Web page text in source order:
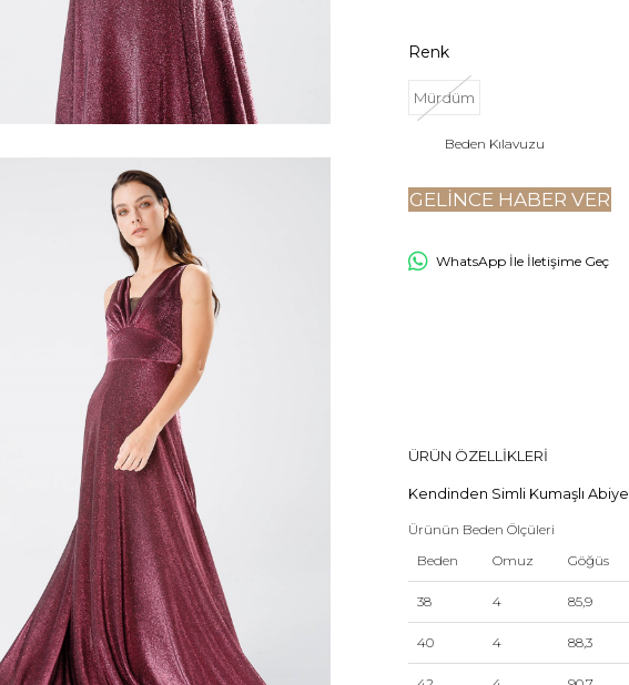
Renk
Mürdüm
Beden Kılavuzu
GELINCE HABER VER
WhatsApp İle İletişime Geç
ÜRÜN ÖZELLIKLERI
Kendinden Simli Kumaşlı Abiye
Ürünün Beden Ölçüleri
Beden
Omuz Göğüs
38 4 85,9
40 4 88,3